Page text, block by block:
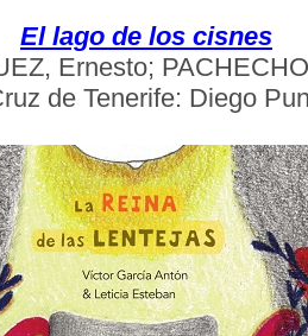
El lago de los cisnes
Ernesto;
de Tenerife: Diego